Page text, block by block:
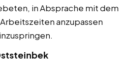
in Absprache mit dem
anzupassen